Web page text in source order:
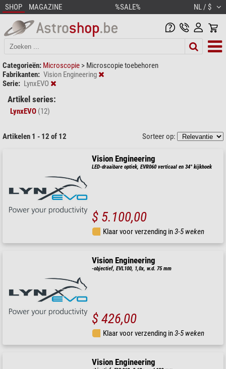
SHOP MAGAZINE %SALE% NL / $
Categorieën: Microscopie > Microscopie toebehoren
Fabrikanten: Vision Engineering
Serie: LynxEVO
Artikel series:
LynxEVO (12)
Artikelen 1 - 12 of 12 Sorteer op:
Vision Engineering
LED-draaibare optiek, EVR060 verticaal en 34° kijkhoek
$ 5.100,00
Klaar voor verzending in3-5 weken
Vision Engineering
-objectief, EVL100, 1,0x, w.d. 75 mm
$ 426,00
Klaar voor verzending in3-5 weken
Vision Engineering